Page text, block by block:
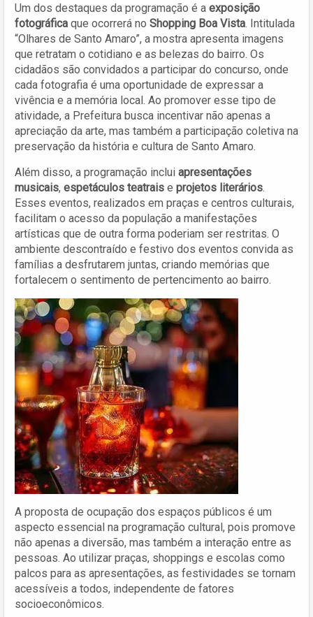
Um dos destaques da programação é a exposição
fotográfica que ocorrerá no Shopping Boa Vista. Intitulada
“Olhares de Santo Amaro”, a mostra apresenta imagens
que retratam o cotidiano e as belezas do bairro. Os
cidadãos são convidados a participar do concurso, onde
cada fotografia é uma oportunidade de expressar a
vivência e a memória local. Ao promover esse tipo de
atividade, a Prefeitura busca incentivar não apenas a
apreciação da arte, mas também a participação coletiva na
preservação da história e cultura de Santo Amaro.
Além disso, a programação inclui apresentações
musicais, espetáculos teatrais e projetos literários.
Esses eventos, realizados em praças e centros culturais,
facilitam o acesso da população a manifestações
artísticas que de outra forma poderiam ser restritas. O
ambiente descontraído e festivo dos eventos convida as
famílias a desfrutarem juntas, criando memórias que
fortalecem o sentimento de pertencimento ao bairro.
A proposta de ocupação dos espaços públicos é um
aspecto essencial na programação cultural, pois promove
não apenas a diversão, mas também a interação entre as
pessoas. Ao utilizar praças, shoppings e escolas como
palcos para as apresentações, as festividades se tornam
acessíveis a todos, independente de fatores
socioeconômicos.